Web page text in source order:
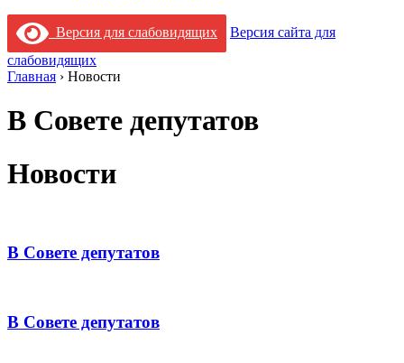
Версия для слабовидящих
Версия сайта для
слабовидящих
Главная › Новости
В Совете депутатов
Новости
В Совете депутатов
В Совете депутатов